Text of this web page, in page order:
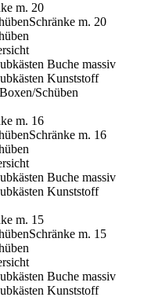
m. 20
Schränke m. 20
Buche massiv
Kunststoff
Schüben
m. 16
Schränke m. 16
Buche massiv
Kunststoff
m. 15
Schränke m. 15
Buche massiv
Kunststoff